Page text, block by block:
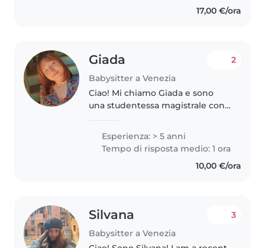
17,00 €/ora
Giada
Babysitter a Venezia
2
Ciao! Mi chiamo Giada e sono
una studentessa magistrale con
da babysitter. Sono disponibile a
chiamata perché ancora sto
studiando! Ho vissuto un anno..
Esperienza: > 5 anni
Tempo di risposta medio: 1 ora
10,00 €/ora
Silvana
Babysitter a Venezia
3